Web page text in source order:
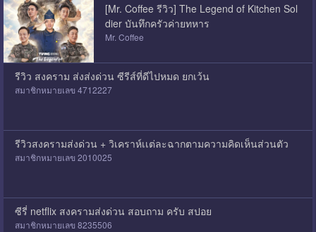
[Mr. Coffee รีวิว] The Legend of Kitchen Sol
dier บันทึกครัวค่ายทหาร
Mr. Coffee
รีวิว สงคราม ส่งส่งด่วน ซีรีส์ที่ดีไปหมด ยกเว้น
สมาชิกหมายเลข 4712227
รีวิวสงครามส่งด่วน + วิเคราห์เเต่ละฉากตามความคิดเห็นส่วนตัว
สมาชิกหมายเลข 2010025
ซีรี่ netflix สงครามส่งด่วน สอบถาม ครับ สปอย
สมาชิกหมายเลข 8235506